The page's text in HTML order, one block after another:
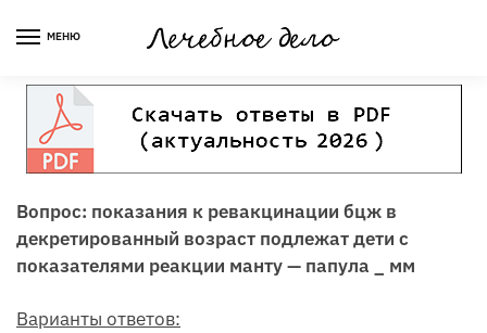
МЕНЮ
Вопрос: показания к ревакцинации бцж в
декретированный возраст подлежат дети с
показателями реакции манту — папула _ мм
Варианты ответов: